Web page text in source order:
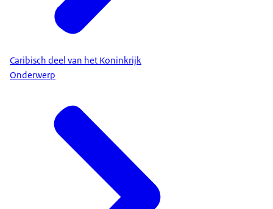
Caribisch deel van het Koninkrijk
Onderwerp